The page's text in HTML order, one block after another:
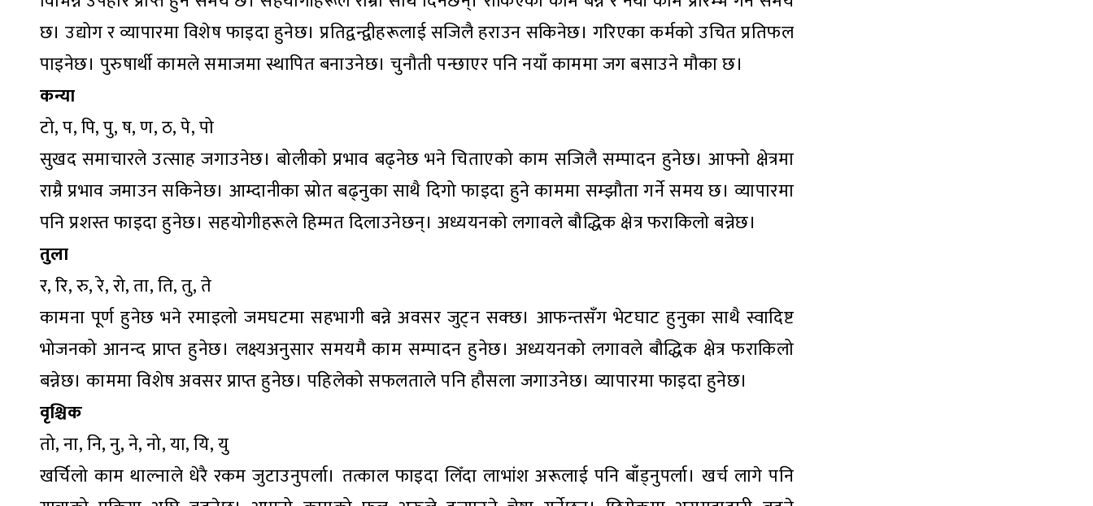
छ। उद्योग र व्यापारमा विशेष फाइदा हुनेछ। प्रतिद्वन्द्वीहरूलाई सजिलै हराउन सकिनेछ। गरिएका कर्मको उचित प्रतिफल
पाइनेछ। पुरुषार्थी कामले समाजमा स्थापित बनाउनेछ। चुनौती पन्छाएर पनि नयाँ काममा जग बसाउने मौका छ।
कन्या
टो, प, पि, पु, ष, ण, ठ, पे, पो
सुखद समाचारले उत्साह जगाउनेछ। बोलीको प्रभाव बढ्नेछ भने चिताएको काम सजिलै सम्पादन हुनेछ। आफ्नो क्षेत्रमा
राम्रै प्रभाव जमाउन सकिनेछ। आम्दानीका स्रोत बढ्नुका साथै दिगो फाइदा हुने काममा सम्झौता गर्ने समय छ। व्यापारमा
पनि प्रशस्त फाइदा हुनेछ। सहयोगीहरूले हिम्मत दिलाउनेछन्। अध्ययनको लगावले बौद्धिक क्षेत्र फराकिलो बन्नेछ।
तुला
र, रि, रु, रे, रो, ता, ति, तु, ते
कामना पूर्ण हुनेछ भने रमाइलो जमघटमा सहभागी बन्ने अवसर जुट्न सक्छ। आफन्तसँग भेटघाट हुनुका साथै स्वादिष्ट
भोजनको आनन्द प्राप्त हुनेछ। लक्ष्यअनुसार समयमै काम सम्पादन हुनेछ। अध्ययनको लगावले बौद्धिक क्षेत्र फराकिलो
बन्नेछ। काममा विशेष अवसर प्राप्त हुनेछ। पहिलेको सफलताले पनि हौसला जगाउनेछ। व्यापारमा फाइदा हुनेछ।
वृश्चिक
तो, ना, नि, नु, ने, नो, या, यि, यु
खर्चिलो काम थाल्नाले धेरै रकम जुटाउनुपर्ला। तत्काल फाइदा लिँदा लाभांश अरूलाई पनि बाँड्नुपर्ला। खर्च लागे पनि